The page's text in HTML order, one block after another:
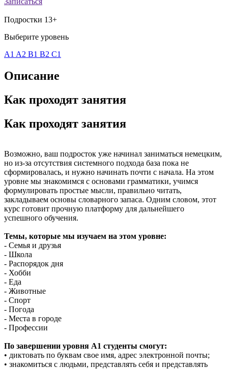
Подростки 13+
Выберите уровень
A1 A2 B1 B2 C1
Описание
Как проходят занятия
Как проходят занятия
Возможно, ваш подросток уже начинал заниматься немецким,
но из-за отсутствия системного подхода база пока не
сформировалась, и нужно начинать почти с начала. На этом
уровне мы знакомимся с основами грамматики, учимся
формулировать простые мысли, правильно читать,
закладываем основы словарного запаса. Одним словом, этот
курс готовит прочную платформу для дальнейшего
успешного обучения.
Темы, которые мы изучаем на этом уровне:
- Семья и друзья
- Школа
- Распорядок дня
- Хобби
- Еда
- Животные
- Спорт
- Погода
- Места в городе
- Профессии
По завершении уровня А1 студенты смогут:
• диктовать по буквам свое имя, адрес электронной почты;
• знакомиться с людьми, представлять себя и представлять